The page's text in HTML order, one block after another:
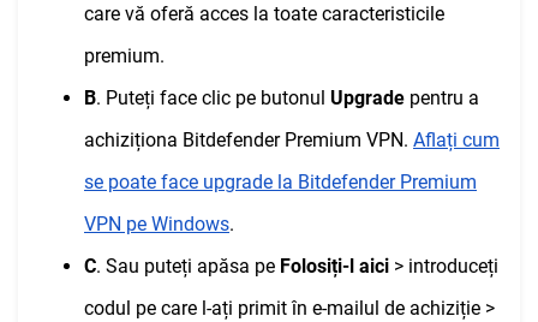
care vă oferă acces la toate caracteristicile
premium.
B. Puteți face clic pe butonul Upgrade pentru a
achiziționa Bitdefender Premium VPN. Aflați cum
se poate face upgrade la Bitdefender Premium
VPN pe Windows.
C. Sau puteți apăsa pe Folosiți-l aici > introduceți
codul pe care l-ați primit în e-mailul de achiziție >